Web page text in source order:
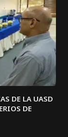
DE LA UASD
DE